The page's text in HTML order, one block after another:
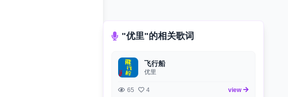
"优里"的相关歌词
飞行船
优里
65 4 view